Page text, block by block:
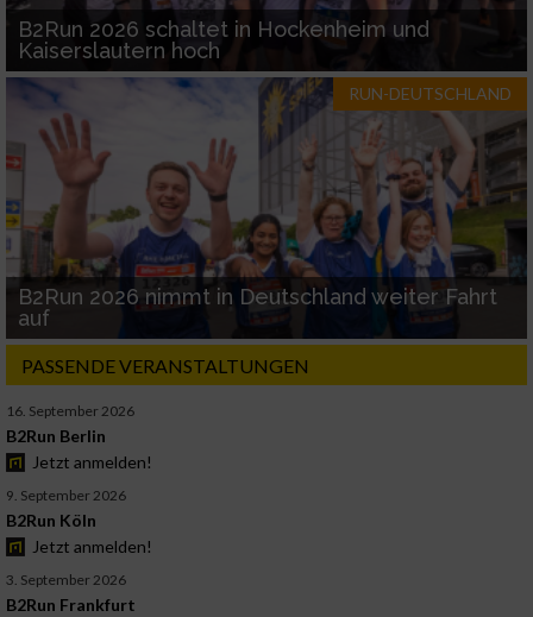
B2Run 2026 schaltet in Hockenheim und
Kaiserslautern hoch
RUN-DEUTSCHLAND
B2Run 2026 nimmt in Deutschland weiter Fahrt
auf
PASSENDE VERANSTALTUNGEN
16. September 2026
B2Run Berlin
Jetzt anmelden!
9. September 2026
B2Run Köln
Jetzt anmelden!
3. September 2026
B2Run Frankfurt